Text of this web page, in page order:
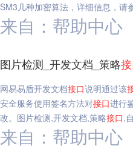
SM3几种加密算法，详细信息，请
来自：帮助中心
图片检测_开发文档_策略
网易易盾开发文档接口说明通过该
安全服务使用签名方法对接口进行
改。图片检测,开发文档,策略接口,
来自：帮助中心